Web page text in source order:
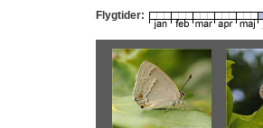
Flygtider: